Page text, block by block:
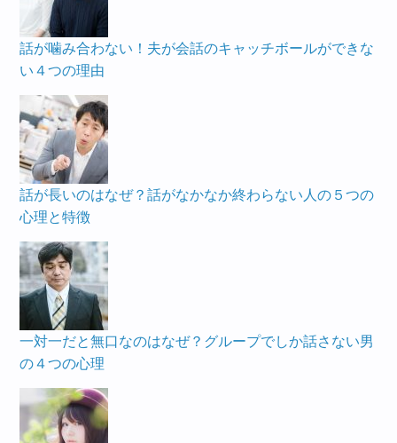
話が噛み合わない！夫が会話のキャッチボールができな
い４つの理由
話が長いのはなぜ？話がなかなか終わらない人の５つの
心理と特徴
一対一だと無口なのはなぜ？グループでしか話さない男
の４つの心理